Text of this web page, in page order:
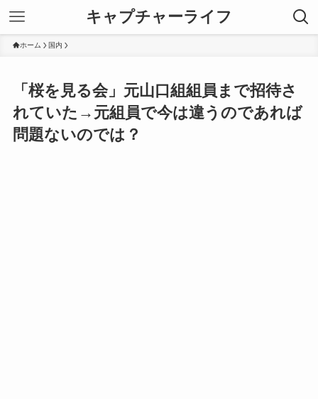
キャプチャーライフ
ホーム 国内
「桜を見る会」元山口組組員まで招待さ
れていた→元組員で今は違うのであれば
問題ないのでは？